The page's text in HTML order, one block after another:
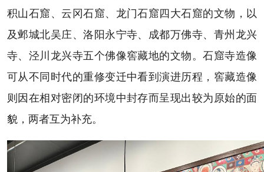
积山石窟、云冈石窟、龙门石窟四大石窟的文物，以
及邺城北吴庄、洛阳永宁寺、成都万佛寺、青州龙兴
寺、泾川龙兴寺五个佛像窖藏地的文物。石窟寺造像
可从不同时代的重修变迁中看到演进历程，窖藏造像
则因在相对密闭的环境中封存而呈现出较为原始的面
貌，两者互为补充。